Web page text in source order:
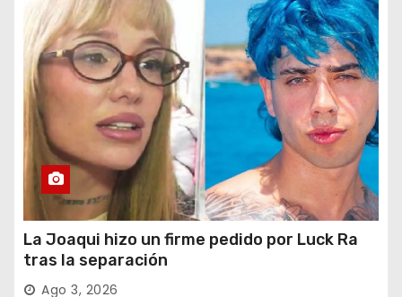
La Joaqui hizo un firme pedido por Luck Ra
tras la separación
Ago 3, 2026